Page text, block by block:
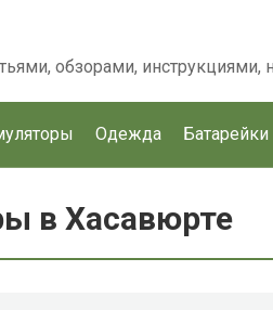
обзорами, инструкциями,
Одежда Батарейки
в Хасавюрте